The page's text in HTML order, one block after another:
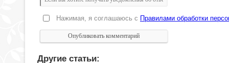
Нажимая, я соглашаюсь с Правилами обработки
Другие статьи: